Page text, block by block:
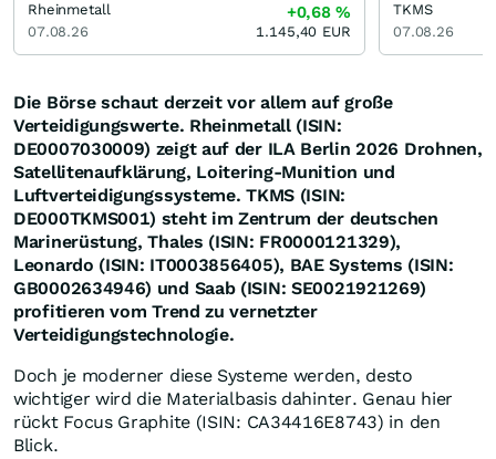
Die Börse schaut derzeit vor allem auf große
Verteidigungswerte. Rheinmetall (ISIN:
DE0007030009) zeigt auf der ILA Berlin 2026 Drohnen,
Satellitenaufklärung, Loitering-Munition und
Luftverteidigungssysteme. TKMS (ISIN:
DE000TKMS001) steht im Zentrum der deutschen
Marinerüstung, Thales (ISIN: FR0000121329),
Leonardo (ISIN: IT0003856405), BAE Systems (ISIN:
GB0002634946) und Saab (ISIN: SE0021921269)
profitieren vom Trend zu vernetzter
Verteidigungstechnologie.
Doch je moderner diese Systeme werden, desto
wichtiger wird die Materialbasis dahinter. Genau hier
rückt Focus Graphite (ISIN: CA34416E8743) in den
Blick.
Rheinmetall
07.08.26
+0,68%
1.145,40 EUR
TKMS
07.08.26